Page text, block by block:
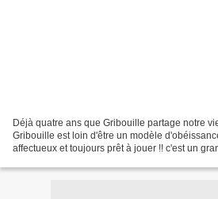
Déjà quatre ans que Gribouille partage notre
Gribouille est loin d'être un modèle
affectueux et toujours prêt à jouer !! c'est un